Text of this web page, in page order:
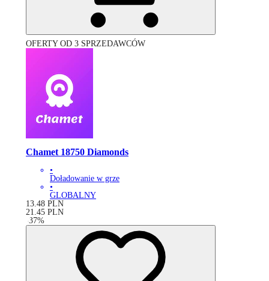
OFERTY OD 3 SPRZEDAWCÓW
Chamet 18750 Diamonds
•
Doładowanie w grze
•
GLOBALNY
13.48 PLN
21.45 PLN
-37%